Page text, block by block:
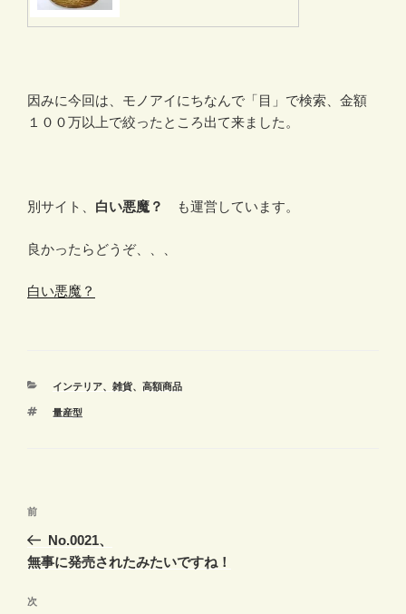
因みに今回は、モノアイにちなんで「目」で検索、金額
１００万以上で絞ったところ出て来ました。
別サイト、 白い悪魔？ も運営しています。
良かったらどうぞ、、、
白い悪魔？
カ
ゴ
インテリア、雑貨、 高額商品
タ
量産型
投
ナ
ゲ
前
の
投
前
No.0021、
無事に発売されたみたいですね！
次
次